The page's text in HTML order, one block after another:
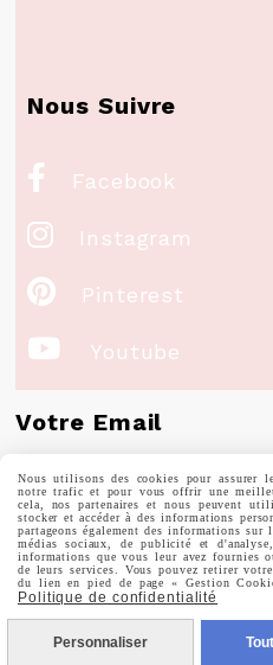
Nous Suivre
 Facebook
 Instagram
 Pinterest
 Youtube
Votre Email
Prénom
Nous utilisons des cookies pour assurer
notre trafic et pour vous offrir une
cela, nos partenaires et nous peuvent
stocker et accéder à des informations
partageons également des informations
médias sociaux, de publicité et
informations que vous leur avez
de leurs services. Vous pouvez retirer
du lien en pied de page « Gestion
Politique de confidentialité
Personnaliser